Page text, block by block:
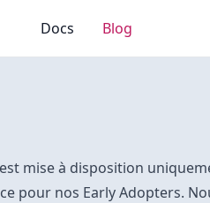
Docs Blog
mise à disposition
pour nos Early Adopters.